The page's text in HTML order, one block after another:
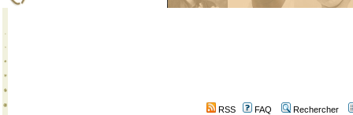
RSS FAQ
Rechercher